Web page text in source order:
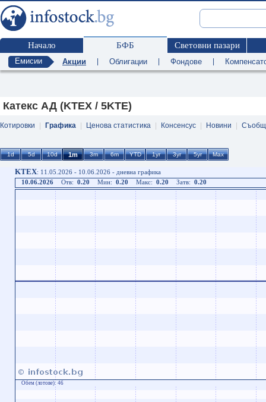
Начало БФБ Световни пазари
Емисии Акции Облигации Фондове
Катекс АД (KTEX / 5KTE)
Котировки Графика Ценова статистика Консенсус Новини
KTEX: 11.05.2026 - 10.06.2026 - дневна графика
10.06.2026
Отв: 0.20 Мин: 0.20 Макс: 0.20 Затв: 0.20
Обем (лотове): 46